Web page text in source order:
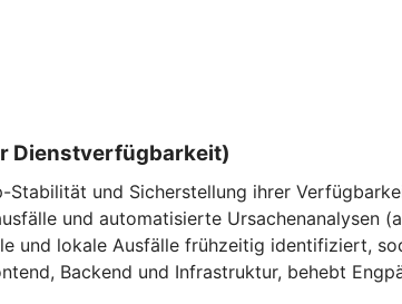
Dienstverfügbarkeit)
und Sicherstellung ihrer
und automatisierte Ursachenanalysen
und lokale Ausfälle frühzeitig identifiziert,
Backend und Infrastruktur, behebt